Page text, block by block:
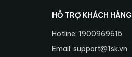
HỖ TRỢ KHÁCH HÀNG
Hotline: 1900969615
Email: support@1sk.vn